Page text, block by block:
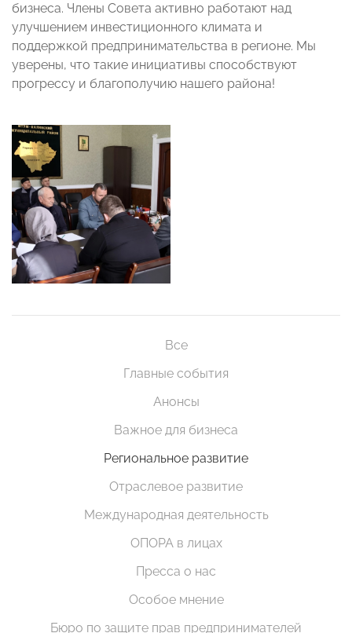
бизнеса. Члены Совета активно работают над
улучшением инвестиционного климата и
поддержкой предпринимательства в регионе. Мы
уверены, что такие инициативы способствуют
прогрессу и благополучию нашего района!
Все
Главные события
Анонсы
Важное для бизнеса
Региональное развитие
Отраслевое развитие
Международная деятельность
ОПОРА в лицах
Пресса о нас
Особое мнение
Бюро по защите прав предпринимателей